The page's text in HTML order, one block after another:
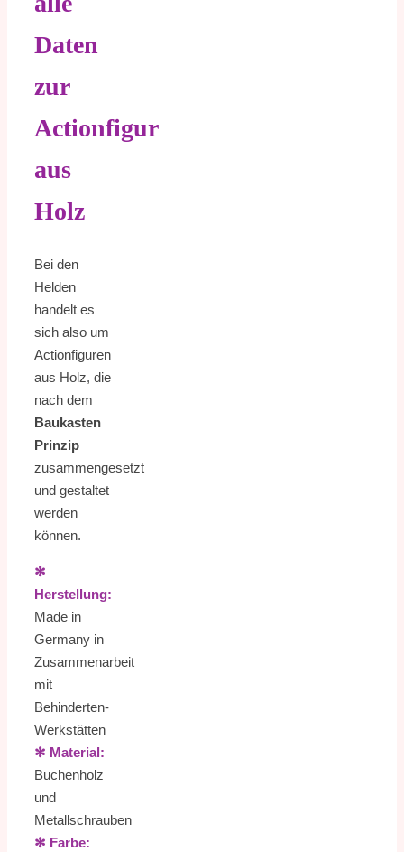
Daten
zur
Actionfigur
aus
Holz
Bei den
Helden
handelt es
sich also um
Actionfiguren
aus Holz, die
nach dem
Baukasten
Prinzip
zusammengesetzt
und gestaltet
werden
können.
✻
Herstellung:
Made in
Germany in
Zusammenarbeit
mit
Behinderten-
Werkstätten
✻ Material:
Buchenholz
und
Metallschrauben
✻ Farbe: